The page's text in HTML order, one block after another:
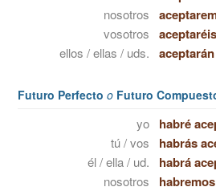
nosotros
vosotros aceptaréis
ellos / ellas / uds. aceptarán
Futuro Perfecto o Futuro
yo habré
tú / vos habrás
él / ella / ud. habrá
nosotros